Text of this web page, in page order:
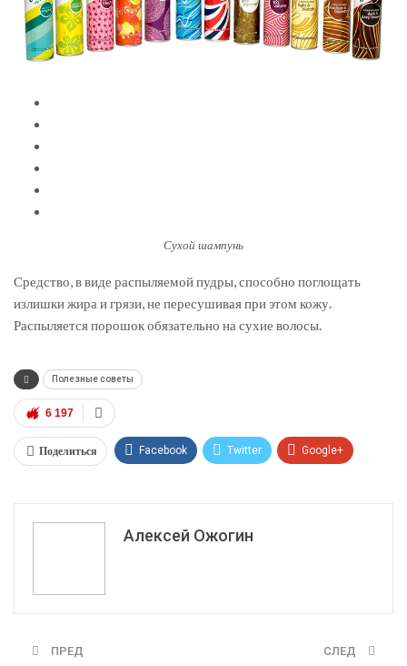
Сухой шампунь
Средство, в виде распыляемой пудры, способно поглощать
излишки жира и грязи, не пересушивая при этом кожу.
Распыляется порошок обязательно на сухие волосы.
Полезные советы
6 197
Поделиться Facebook Twitter Google+
Эл. адрес
Алексей Ожогин
ПРЕД СЛЕД